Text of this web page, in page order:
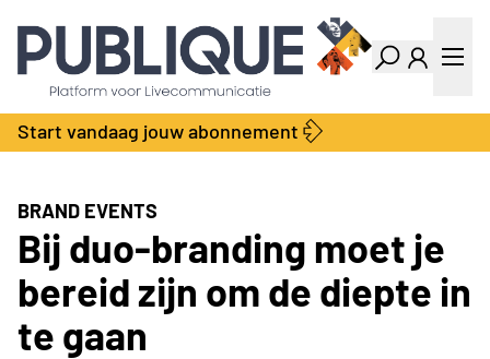
Industry Dashboard
Vacatures
Kalender
Producten
Bedrijvengids
Locatie Finder
Contact
Over ons
Adverteren
Abonnementen
Start vandaag jouw abonnement
BRAND EVENTS
Bij duo-branding moet je
bereid zijn om de diepte in
te gaan